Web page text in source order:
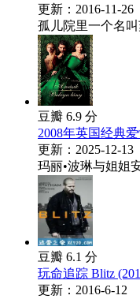
更新：2016-11-26
孤儿院里一个名
豆瓣 6.9 分
2008年英国经典
更新：2025-12-13
玛丽•波琳与姐姐
豆瓣 6.1 分
玩命追踪 Blitz
更新：2016-6-12